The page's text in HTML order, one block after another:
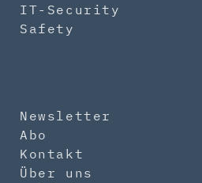
IT-Security
Safety
Newsletter
Abo
Kontakt
Über uns